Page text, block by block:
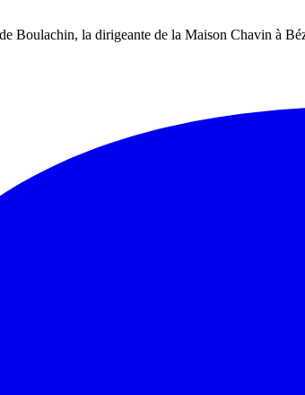
Boulachin, la dirigeante de la Maison Chavin à